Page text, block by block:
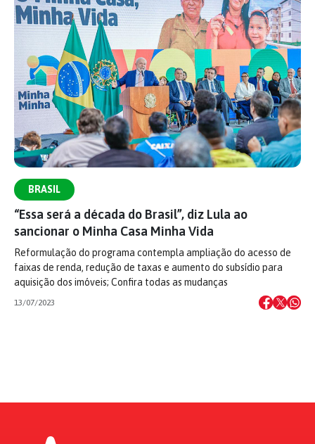
BRASIL
“Essa será a década do Brasil”, diz Lula ao
sancionar o Minha Casa Minha Vida
Reformulação do programa contempla ampliação do acesso de
faixas de renda, redução de taxas e aumento do subsídio para
aquisição dos imóveis; Confira todas as mudanças
13/07/2023